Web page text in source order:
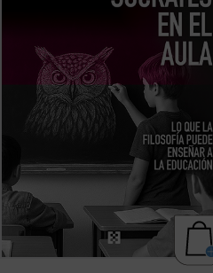
que devuelve esperanza y sentido a la